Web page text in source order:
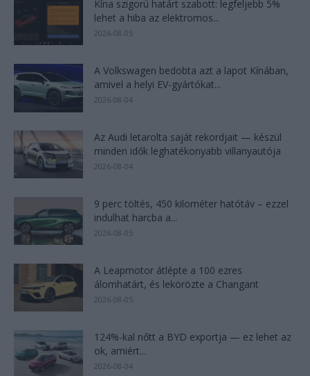
Kína szigorú határt szabott: legfeljebb 5%
lehet a hiba az elektromos...
2026-08-05
A Volkswagen bedobta azt a lapot Kínában,
amivel a helyi EV-gyártókat...
2026-08-04
Az Audi letarolta saját rekordjait — készül
minden idők leghatékonyabb villanyautója
2026-08-04
9 perc töltés, 450 kilométer hatótáv – ezzel
indulhat harcba a...
2026-08-05
A Leapmotor átlépte a 100 ezres
álomhatárt, és lekörözte a Changant
2026-08-05
124%-kal nőtt a BYD exportja — ez lehet az
ok, amiért...
2026-08-04